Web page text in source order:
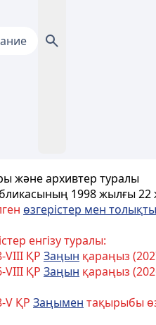
және архивтер туралы
1998 жылғы
өзгерістер мен
енгізу туралы:
VIII ҚР Заңын қараңыз
VIII ҚР Заңын қараңыз
V ҚР Заңымен тақырыбы